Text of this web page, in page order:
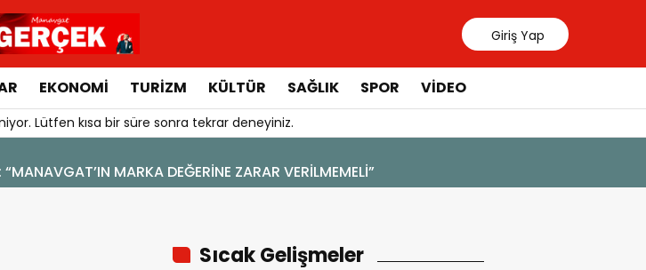
Giriş Yap
EKONOMI TURIZM KÜLTÜR SAĞLIK SPOR VIDEO
Lütfen kısa bir süre sonra tekrar deneyiniz.
Sıcak Gelişmeler